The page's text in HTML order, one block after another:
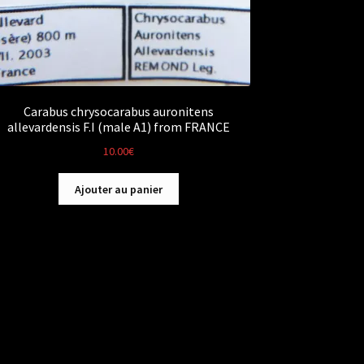
Carabus chrysocarabus auronitens
allevardensis F.I (male A1) from FRANCE
10.00€
Ajouter au panier